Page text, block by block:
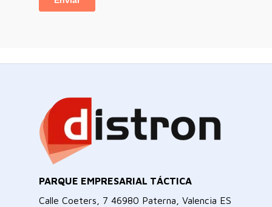
PARQUE EMPRESARIAL TÁCTICA
Calle Coeters, 7 46980 Paterna, Valencia ES